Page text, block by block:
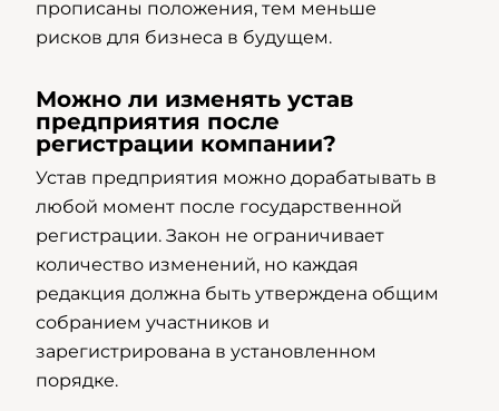
прописаны положения, тем меньше
рисков для бизнеса в будущем.
Можно ли изменять устав
предприятия после
регистрации компании?
Устав предприятия можно дорабатывать в
любой момент после государственной
регистрации. Закон не ограничивает
количество изменений, но каждая
редакция должна быть утверждена общим
собранием участников и
зарегистрирована в установленном
порядке.